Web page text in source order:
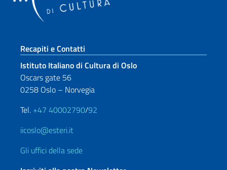
Sezione footer
Recapiti e Contatti
Istituto Italiano di Cultura di Oslo
Oscars gate 56
0258 Oslo – Norvegia
Tel. +47 40002790/92
iicoslo@esteri.it
Gli uffici della sede